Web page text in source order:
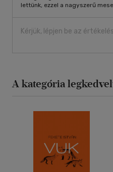
lettünk, ezzel a nagyszerű
Kérjük, lépjen be az
A kategória